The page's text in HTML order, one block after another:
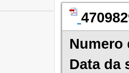
Numero
Data da